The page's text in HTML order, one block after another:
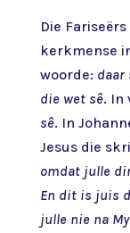
Die
kerkmense
woorde: daar
die wet sê. In
sê. In
Jesus die
omdat julle
En dit is juis
julle nie na